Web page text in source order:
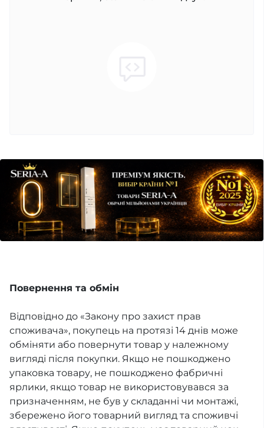
Повернення та обмін
Відповідно до «Закону про захист прав
споживача», покупець на протязі 14 днів може
обміняти або повернути товар у належному
вигляді після покупки. Якщо не пошкоджено
упаковка товару, не пошкоджено фабричні
ярлики, якщо товар не використовувався за
призначенням, не був у складанні чи монтажі,
збережено його товарний вигляд та споживчі